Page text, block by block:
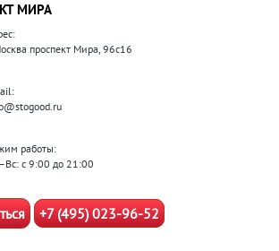
МИРА
проспект Мира, 96с16
работы:
с 9:00 до 21:00
+7 (495) 023-96-52